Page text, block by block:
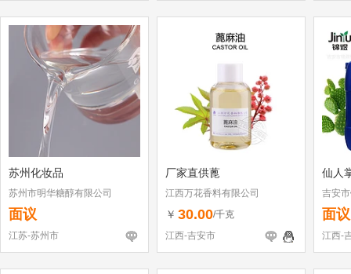
苏州化妆品
苏州市明华糖醇有限公司
面议
江苏-苏州市
厂家直供蓖
江西万花香料有限公司
￥ 30.00/千克
江西-吉安市
仙人
吉安
面议
江西-